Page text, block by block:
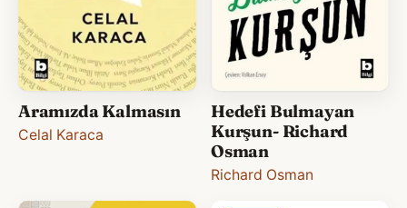
Aramızda Kalmasın
Celal Karaca
Hedefi Bulmayan
Kurşun- Richard
Osman
Richard Osman